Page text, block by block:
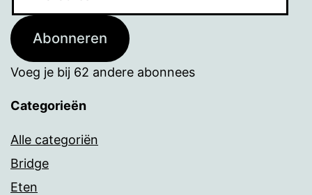
Abonneren
Voeg je bij 62 andere abonnees
Categorieën
Alle categoriën
Bridge
Eten